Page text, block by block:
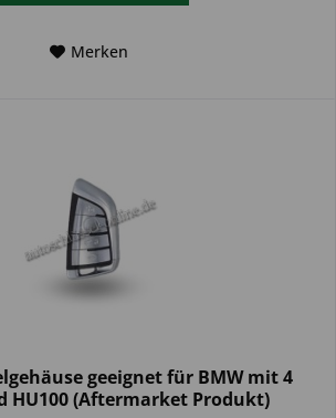
Merken
geeignet für BMW mit 4
HU100 (Aftermarket Produkt)